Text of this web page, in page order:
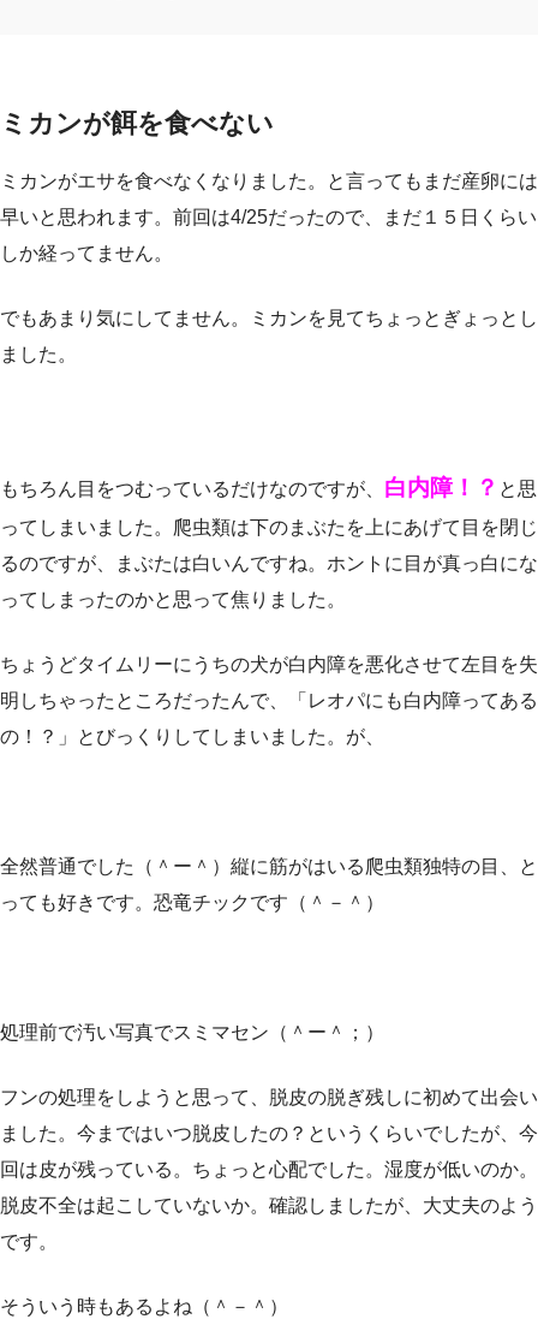
ミカンが餌を食べない
ミカンがエサを食べなくなりました。と言ってもまだ産卵には
早いと思われます。前回は4/25だったので、まだ１５日くらい
しか経ってません。
でもあまり気にしてません。ミカンを見てちょっとぎょっとし
ました。
もちろん目をつむっているだけなのですが、 白内障！？ と思
ってしまいました。爬虫類は下のまぶたを上にあげて目を閉じ
るのですが、まぶたは白いんですね。ホントに目が真っ白にな
ってしまったのかと思って焦りました。
ちょうどタイムリーにうちの犬が白内障を悪化させて左目を失
明しちゃったところだったんで、「レオパにも白内障ってある
の！？」とびっくりしてしまいました。が、
全然普通でした（＾ー＾）縦に筋がはいる爬虫類独特の目、と
っても好きです。恐竜チックです（＾－＾）
処理前で汚い写真でスミマセン（＾ー＾；）
フンの処理をしようと思って、脱皮の脱ぎ残しに初めて出会い
ました。今まではいつ脱皮したの？というくらいでしたが、今
回は皮が残っている。ちょっと心配でした。湿度が低いのか。
脱皮不全は起こしていないか。確認しましたが、大丈夫のよう
です。
そういう時もあるよね（＾－＾）